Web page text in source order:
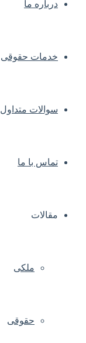
درباره ما
خدمات حقوقی
سوالات متداول
تماس با ما
مقالات
ملکی
حقوقی